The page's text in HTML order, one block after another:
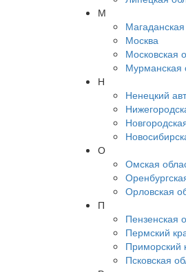
М
Москва
Московская
Мурманская
Н
Ненецкий
О
Омская
Орловская
П
Пензенская
Пермский
Приморский
Псковская